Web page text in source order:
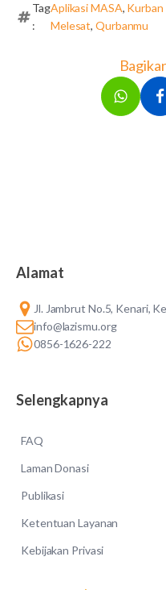
Tag
:
Aplikasi MASA,
Melesat,Qurbanmu
Alamat
Jl. Jambrut No.5, Kenari,
info@lazismu.org
0856-1626-222
Selengkapnya
FAQ
Laman Donasi
Publikasi
Ketentuan Layanan
Kebijakan Privasi